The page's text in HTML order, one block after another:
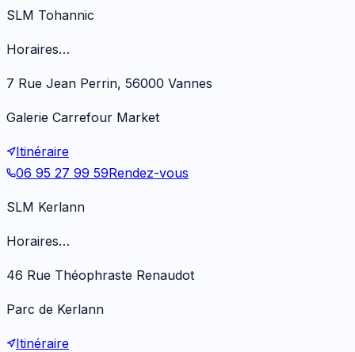
SLM Tohannic
Horaires…
7 Rue Jean Perrin, 56000 Vannes
Galerie Carrefour Market
Itinéraire
06 95 27 99 59Rendez-vous
SLM Kerlann
Horaires…
46 Rue Théophraste Renaudot
Parc de Kerlann
Itinéraire